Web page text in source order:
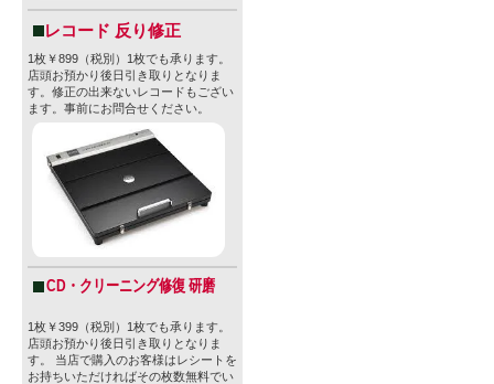
レコード 反り修正
1枚￥899（税別）1枚でも承ります。
店頭お預かり後日引き取りとなりま
す。修正の出来ないレコードもござい
ます。事前にお問合せください。
CD・クリーニング修復 研磨
1枚￥399（税別）1枚でも承ります。
店頭お預かり後日引き取りとなりま
す。 当店で購入のお客様はレシートを
お持ちいただければその枚数無料でい